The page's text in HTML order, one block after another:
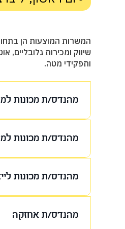
שיווק ומכירות
ותפקידי מטה.
מהנדס/ת מכונות
דינמיקת נוזלים,
אנליטית וייעוץ
דרישות המשרה
מהנדס/ת מכונות
העמקה ואורך רוח,
מהנדס/ת מכונות
מתכנן, מטמיע
מהנדס/ת אחזקה